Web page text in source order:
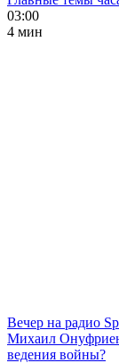
03:00
4 мин
Вечер на радио
Михаил
ведения войны?